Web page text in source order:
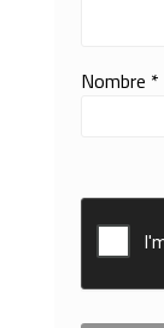
Nombre *